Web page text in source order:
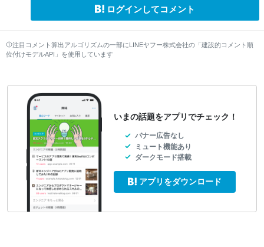
ログインしてコメント
注目コメント算出アルゴリズムの一部にLINEヤフー株式会社の「建設的コメント順
位付けモデルAPI」を使用しています
いまの話題をアプリでチェック！
バナー広告なし
ミュート機能あり
ダークモード搭載
アプリをダウンロード